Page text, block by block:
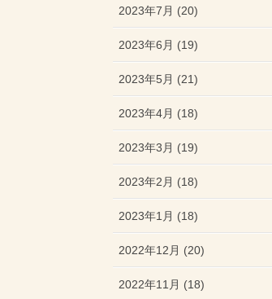
2023年7月 (20)
2023年6月 (19)
2023年5月 (21)
2023年4月 (18)
2023年3月 (19)
2023年2月 (18)
2023年1月 (18)
2022年12月 (20)
2022年11月 (18)